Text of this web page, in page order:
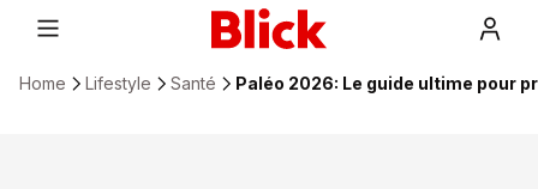
Home Lifestyle Santé Paléo 2026: Le guide ultime pour